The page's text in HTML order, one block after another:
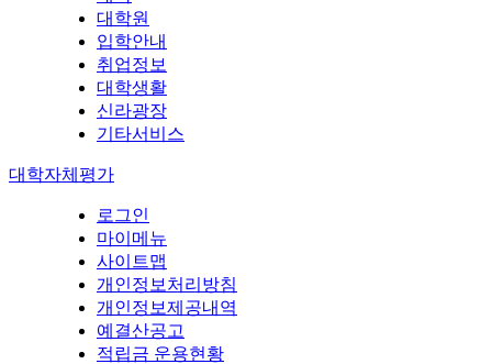
대학원
입학안내
취업정보
대학생활
신라광장
기타서비스
대학자체평가
로그인
마이메뉴
사이트맵
개인정보처리방침
개인정보제공내역
예결산공고
적립금 운용현황